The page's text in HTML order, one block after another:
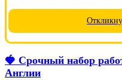
договором - упаковка,
сбор урожая. Контроль...
🍓 Срочный набор
Англии